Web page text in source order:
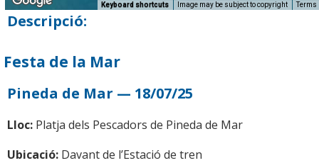
Keyboard shortcuts Image may be subject to copyright Terms
Descripció:
Festa de la Mar
Pineda de Mar — 18/07/25
Lloc: Platja dels Pescadors de Pineda de Mar
Ubicació: Davant de l’Estació de tren